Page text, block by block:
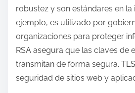
robustez y son estándares en la
ejemplo, es utilizado por
organizaciones para proteger
RSA asegura que las claves de
transmitan de forma segura.
seguridad de sitios web y